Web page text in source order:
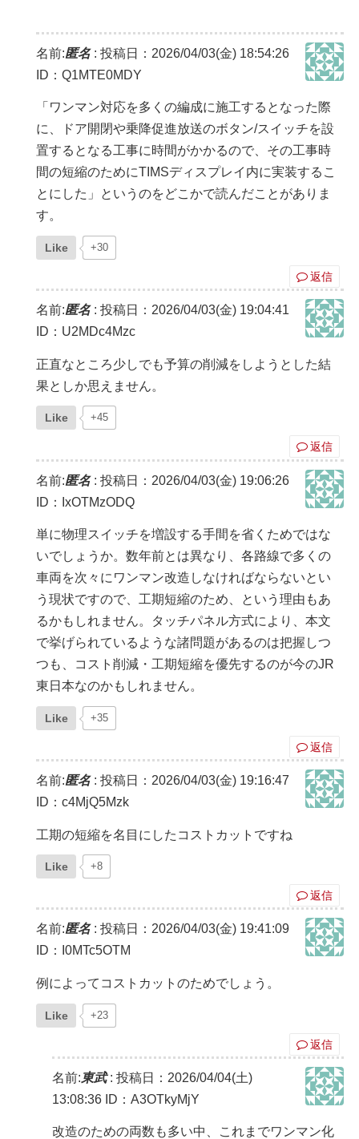
名前:匿名: 投稿日：2026/04/03(金) 18:54:26
ID：Q1MTE0MDY
「ワンマン対応を多くの編成に施工するとなった際
に、ドア開閉や乗降促進放送のボタン/スイッチを設
置するとなる工事に時間がかかるので、その工事時
間の短縮のためにTIMSディスプレイ内に実装するこ
とにした」というのをどこかで読んだことがありま
す。
Like +30
返信
名前:匿名: 投稿日：2026/04/03(金) 19:04:41
ID：U2MDc4Mzc
正直なところ少しでも予算の削減をしようとした結
果としか思えません。
Like +45
返信
名前:匿名: 投稿日：2026/04/03(金) 19:06:26
ID：IxOTMzODQ
単に物理スイッチを増設する手間を省くためではな
いでしょうか。数年前とは異なり、各路線で多くの
車両を次々にワンマン改造しなければならないとい
う現状ですので、工期短縮のため、という理由もあ
るかもしれません。タッチパネル方式により、本文
で挙げられているような諸問題があるのは把握しつ
つも、コスト削減・工期短縮を優先するのが今のJR
東日本なのかもしれません。
Like +35
返信
名前:匿名: 投稿日：2026/04/03(金) 19:16:47
ID：c4MjQ5Mzk
工期の短縮を名目にしたコストカットですね
Like +8
返信
名前:匿名: 投稿日：2026/04/03(金) 19:41:09
ID：I0MTc5OTM
例によってコストカットのためでしょう。
Like +23
返信
名前:東武: 投稿日：2026/04/04(土)
13:08:36 ID：A3OTkyMjY
改造のための両数も多い中、これまでワンマン化